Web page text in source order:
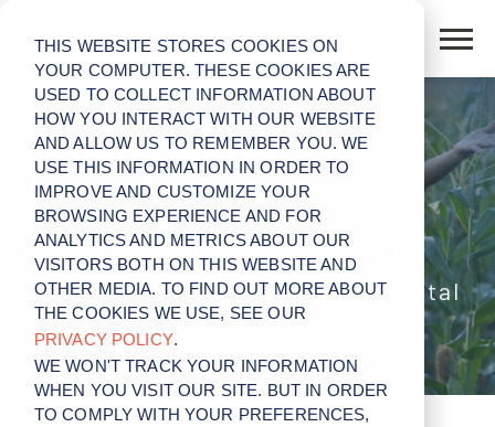
THIS WEBSITE STORES COOKIES ON
YOUR COMPUTER. THESE COOKIES ARE
USED TO COLLECT INFORMATION ABOUT
HOW YOU INTERACT WITH OUR WEBSITE
AND ALLOW US TO REMEMBER YOU. WE
USE THIS INFORMATION IN ORDER TO
IMPROVE AND CUSTOMIZE YOUR
BROWSING EXPERIENCE AND FOR
ANALYTICS AND METRICS ABOUT OUR
VISITORS BOTH ON THIS WEBSITE AND
OTHER MEDIA. TO FIND OUT MORE ABOUT
THE COOKIES WE USE, SEE OUR
PRIVACY POLICY.
WE WON'T TRACK YOUR INFORMATION
WHEN YOU VISIT OUR SITE. BUT IN ORDER
TO COMPLY WITH YOUR PREFERENCES,
Indigo para
Agricultores
Mejorá tu rendimiento, reducí tu
riesgo y prevení el estrés ambiental